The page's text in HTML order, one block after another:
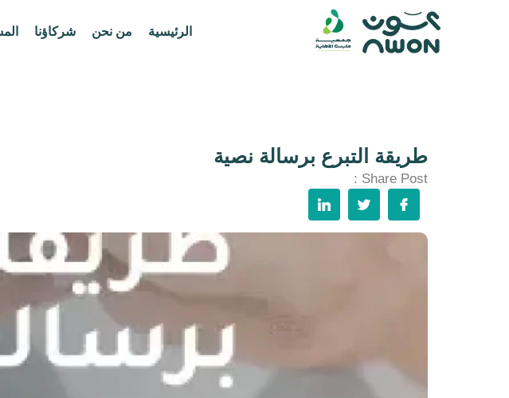
الرئيسية من نحن شركاؤنا
طريقة التبرع برسالة نصية
Share Post :